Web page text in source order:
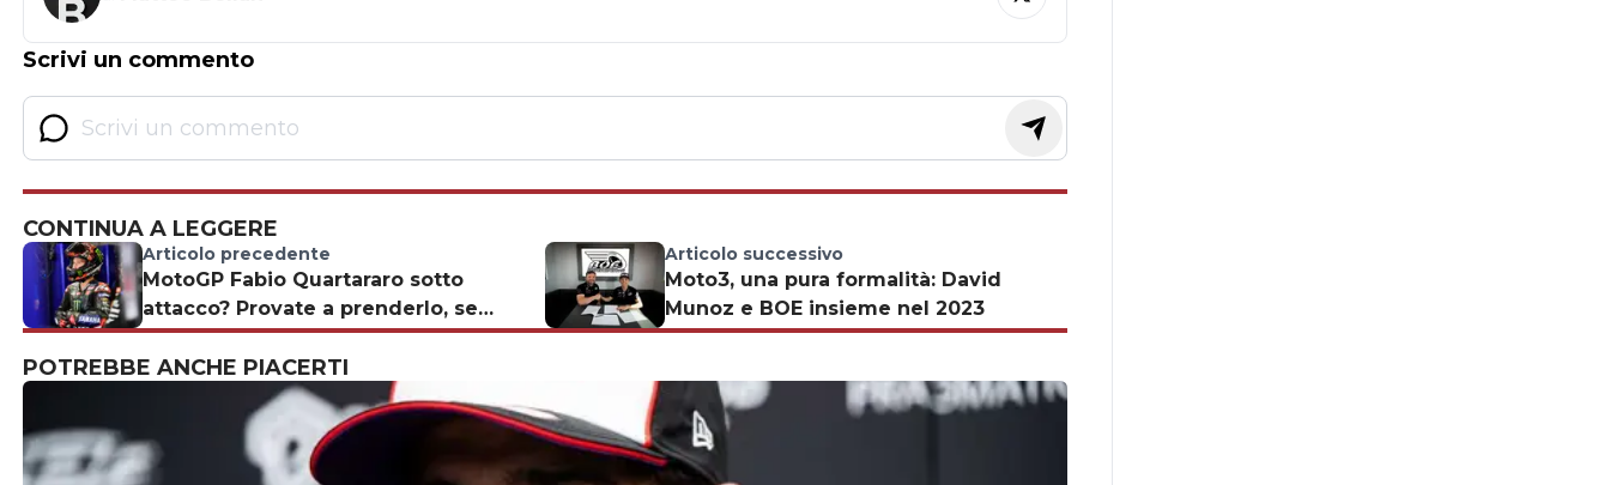
Scrivi un commento
CONTINUA A LEGGERE
Articolo precedente
MotoGP Fabio Quartararo sotto
attacco? Provate a prenderlo, se
riuscite...
Articolo successivo
Moto3, una pura formalità: David
Munoz e BOE insieme nel 2023
POTREBBE ANCHE PIACERTI